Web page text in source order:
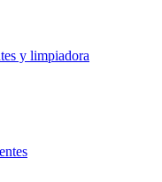
y limpiadora